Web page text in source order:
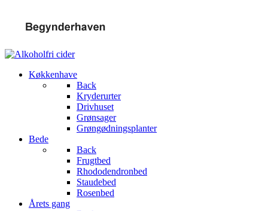
Køkkenhave
Back
Kryderurter
Drivhuset
Grønsager
Grøngødningsplanter
Bede
Back
Frugtbed
Rhododendronbed
Staudebed
Rosenbed
Årets gang